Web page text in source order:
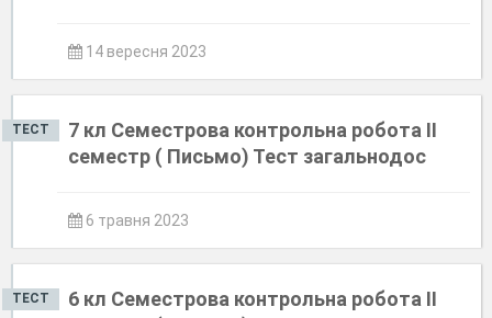
14 вересня 2023
ТЕСТ
7 кл Семестрова контрольна робота ІІ
семестр ( Письмо) Тест загальнодос
6 травня 2023
ТЕСТ
6 кл Семестрова контрольна робота ІІ